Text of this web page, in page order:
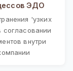
ЭДО
'узких
согласовании
внутри